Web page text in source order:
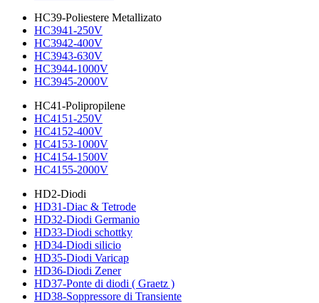
HC39-Poliestere Metallizato
HC3941-250V
HC3942-400V
HC3943-630V
HC3944-1000V
HC3945-2000V
HC41-Polipropilene
HC4151-250V
HC4152-400V
HC4153-1000V
HC4154-1500V
HC4155-2000V
HD2-Diodi
HD31-Diac & Tetrode
HD32-Diodi Germanio
HD33-Diodi schottky
HD34-Diodi silicio
HD35-Diodi Varicap
HD36-Diodi Zener
HD37-Ponte di diodi ( Graetz )
HD38-Soppressore di Transiente